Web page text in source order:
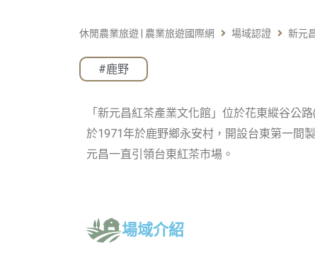
休閒農業旅遊 | 農業旅遊國際網 場域認證 新元
#鹿野
「新元昌紅茶產業文化館」位於花東縱谷公
於1971年於鹿野鄉永安村，開設台東第一間
元昌一直引領台東紅茶市場。
場域介紹